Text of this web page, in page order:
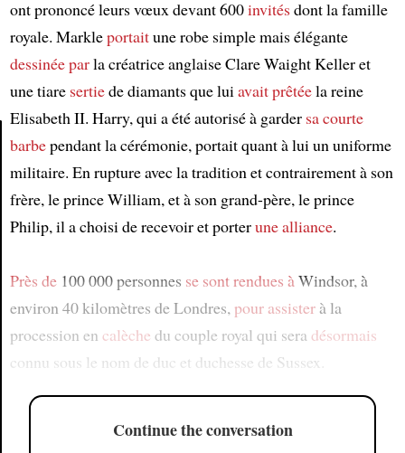
Article
ont prononcé leurs vœux devant 600invitésdont la famille
royale. Markleportaitune robe simple mais élégante
dessinée parla créatrice anglaise Clare Waight Keller et
une tiare sertiede diamants que luiavait prêtéela reine
Elisabeth II. Harry, qui a été autorisé à garder sa courte
barbependant la cérémonie, portait quant à lui un uniforme
militaire. En rupture avec la tradition et contrairement à son
frère, le prince William, et à son grand-père, le prince
Philip, il a choisi de recevoir et porterune alliance.
Près de100 000 personnes se sont rendues àWindsor, à
environ 40 kilomètres de Londres, pour assisterà la
procession en calèche du couple royal qui seradésormais
connu sous le nom de duc et duchesse de Sussex.
Continue the conversation